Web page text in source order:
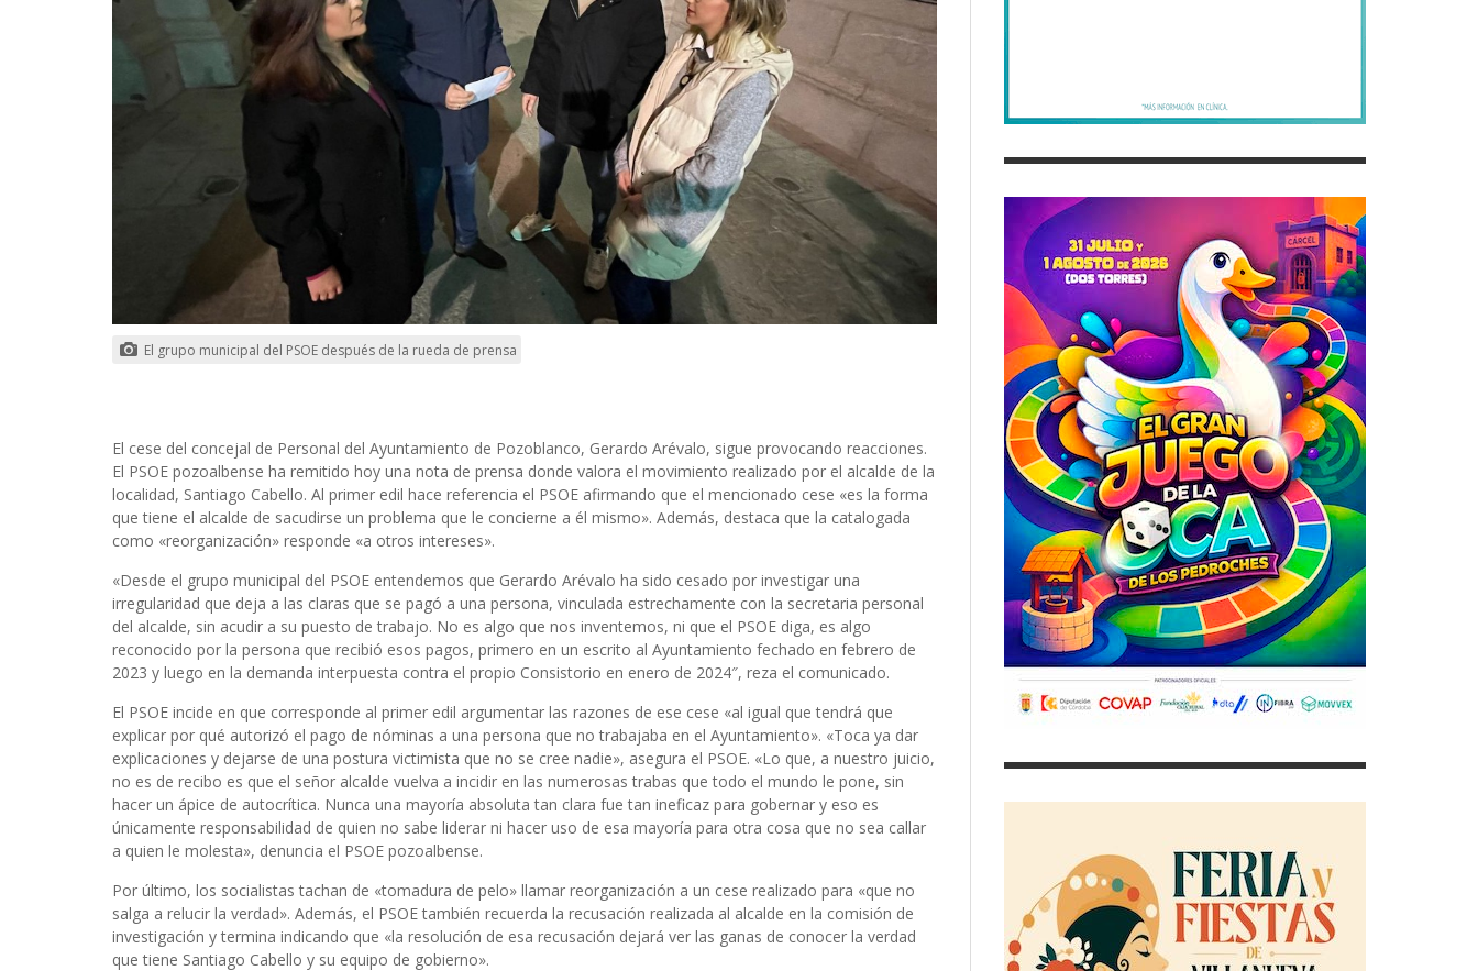
El grupo municipal del PSOE después de la rueda de prensa
El cese del concejal de Personal del Ayuntamiento de Pozoblanco, Gerardo Arévalo, sigue provocando reacciones.
El PSOE pozoalbense ha remitido hoy una nota de prensa donde valora el movimiento realizado por el alcalde de la
localidad, Santiago Cabello. Al primer edil hace referencia el PSOE afirmando que el mencionado cese «es la forma
que tiene el alcalde de sacudirse un problema que le concierne a él mismo». Además, destaca que la catalogada
como «reorganización» responde «a otros intereses».
«Desde el grupo municipal del PSOE entendemos que Gerardo Arévalo ha sido cesado por investigar una
irregularidad que deja a las claras que se pagó a una persona, vinculada estrechamente con la secretaria personal
del alcalde, sin acudir a su puesto de trabajo. No es algo que nos inventemos, ni que el PSOE diga, es algo
reconocido por la persona que recibió esos pagos, primero en un escrito al Ayuntamiento fechado en febrero de
2023 y luego en la demanda interpuesta contra el propio Consistorio en enero de 2024″, reza el comunicado.
El PSOE incide en que corresponde al primer edil argumentar las razones de ese cese «al igual que tendrá que
explicar por qué autorizó el pago de nóminas a una persona que no trabajaba en el Ayuntamiento». «Toca ya dar
explicaciones y dejarse de una postura victimista que no se cree nadie», asegura el PSOE. «Lo que, a nuestro juicio,
no es de recibo es que el señor alcalde vuelva a incidir en las numerosas trabas que todo el mundo le pone, sin
hacer un ápice de autocrítica. Nunca una mayoría absoluta tan clara fue tan ineficaz para gobernar y eso es
únicamente responsabilidad de quien no sabe liderar ni hacer uso de esa mayoría para otra cosa que no sea callar
a quien le molesta», denuncia el PSOE pozoalbense.
Por último, los socialistas tachan de «tomadura de pelo» llamar reorganización a un cese realizado para «que no
salga a relucir la verdad». Además, el PSOE también recuerda la recusación realizada al alcalde en la comisión de
investigación y termina indicando que «la resolución de esa recusación dejará ver las ganas de conocer la verdad
que tiene Santiago Cabello y su equipo de gobierno».